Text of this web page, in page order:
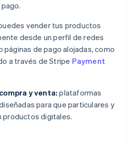
vender tus productos
desde un perfil de redes
páginas de pago alojadas, como
a través de Stripe Payment
y venta: plataformas
para que particulares y
productos digitales.